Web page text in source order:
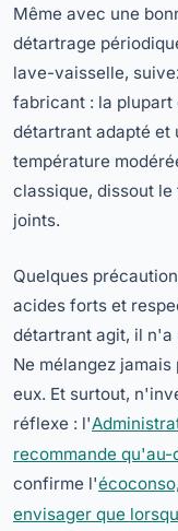
Même avec une
détartrage
lave-vaisselle,
fabricant : la plupart
détartrant adapté et
température
classique, dissout
joints.
Quelques
acides forts et
détartrant agit, il n'a
Ne mélangez
eux. Et surtout,
réflexe : l'
recommande qu'au-
confirme l'
envisager que